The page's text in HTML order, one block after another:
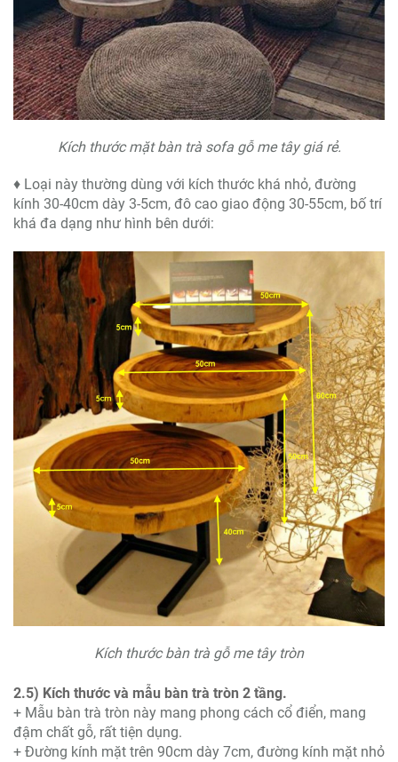
Kích thước mặt bàn trà sofa gỗ me tây giá rẻ.
♦ Loại này thường dùng với kích thước khá nhỏ, đường
kính 30-40cm dày 3-5cm, đô cao giao động 30-55cm, bố trí
khá đa dạng như hình bên dưới:
Kích thước bàn trà gỗ me tây tròn
2.5) Kích thước và mẫu bàn trà tròn 2 tầng.
+ Mẫu bàn trà tròn này mang phong cách cổ điển, mang
đậm chất gỗ, rất tiện dụng.
+ Đường kính mặt trên 90cm dày 7cm, đường kính mặt nhỏ